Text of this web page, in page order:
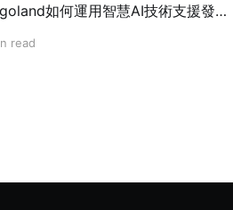
如何運用智慧AI技術支援發音
read